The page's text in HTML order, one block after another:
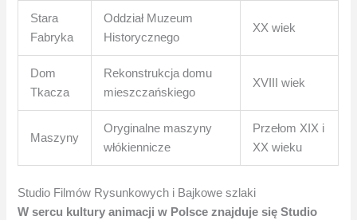
Stara
Fabryka
Oddział Muzeum
Historycznego
XX wiek
Dom
Tkacza
Rekonstrukcja domu
mieszczańskiego
XVIII wiek
Maszyny
Oryginalne maszyny
włókiennicze
Przełom XIX i
XX wieku
Studio Filmów Rysunkowych i Bajkowe szlaki
W sercu kultury animacji w Polsce znajduje się Studio